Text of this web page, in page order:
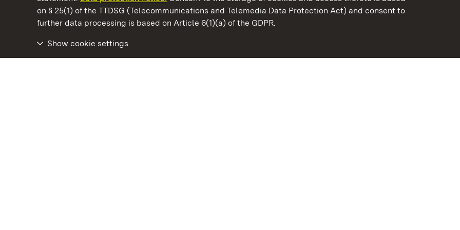
on § 25(1) of the TTDSG (Telecommunications and Telemedia Data Protection Act) and consent to
further data processing is based on Article 6(1)(a) of the GDPR.
Show cookie settings
State Palaces and Gardens of Baden-Wuerttemberg
Baden-Wuerttemberg